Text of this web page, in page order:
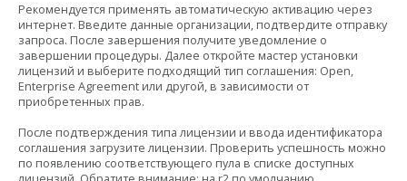
Рекомендуется применять автоматическую активацию через
интернет. Введите данные организации, подтвердите отправку
запроса. После завершения получите уведомление о
завершении процедуры. Далее откройте мастер установки
лицензий и выберите подходящий тип соглашения: Open,
Enterprise Agreement или другой, в зависимости от
приобретенных прав.
После подтверждения типа лицензии и ввода идентификатора
соглашения загрузите лицензии. Проверить успешность можно
по появлению соответствующего пула в списке доступных